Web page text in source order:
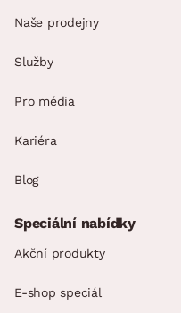
Naše prodejny
Služby
Pro média
Kariéra
Blog
Speciální nabídky
Akční produkty
E-shop speciál